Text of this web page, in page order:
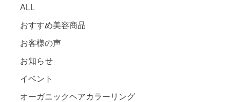
ALL
おすすめ美容商品
お客様の声
お知らせ
イベント
オーガニックヘアカラーリング